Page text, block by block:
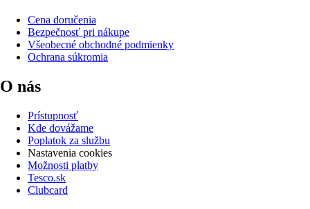
Cena doručenia
Bezpečnosť pri nákupe
Všeobecné obchodné podmienky
Ochrana súkromia
O nás
Prístupnosť
Kde dovážame
Poplatok za službu
Nastavenia cookies
Možnosti platby
Tesco.sk
Clubcard